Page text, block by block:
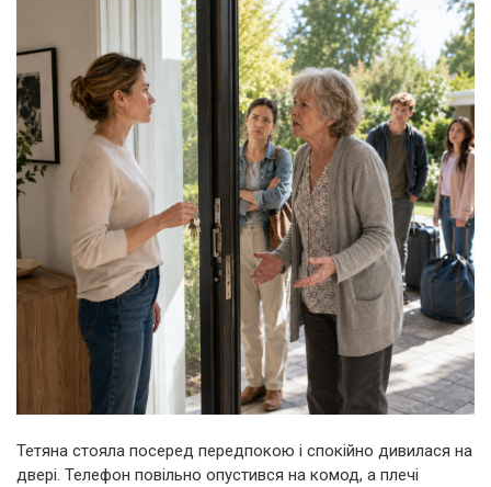
Тетяна стояла посеред передпокою і спокійно дивилася на
двері. Телефон повільно опустився на комод, а плечі